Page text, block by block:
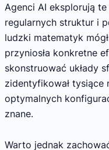
Agenci AI eksplorują
regularnych struktur i
ludzki matematyk
przyniosła konkretne
skonstruować układy
zidentyfikował tysiące
optymalnych
znane.
Warto jednak